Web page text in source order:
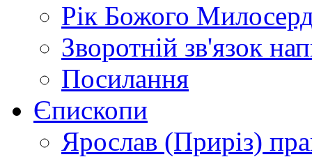
Рік Божого
Зворотній зв'язок
Посилання
Єпископи
Ярослав (Приріз)